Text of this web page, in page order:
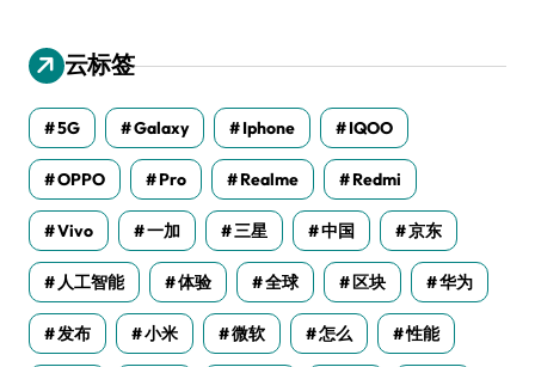
云标签
5G Galaxy Iphone IQOO
OPPO Pro Realme Redmi
Vivo 一加 三星 中国 京东
人工智能 体验 全球 区块 华为
发布 小米 微软 怎么 性能